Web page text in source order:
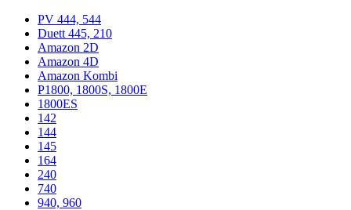
PV 444, 544
Duett 445, 210
Amazon 2D
Amazon 4D
Amazon Kombi
P1800, 1800S, 1800E
1800ES
142
144
145
164
240
740
940, 960